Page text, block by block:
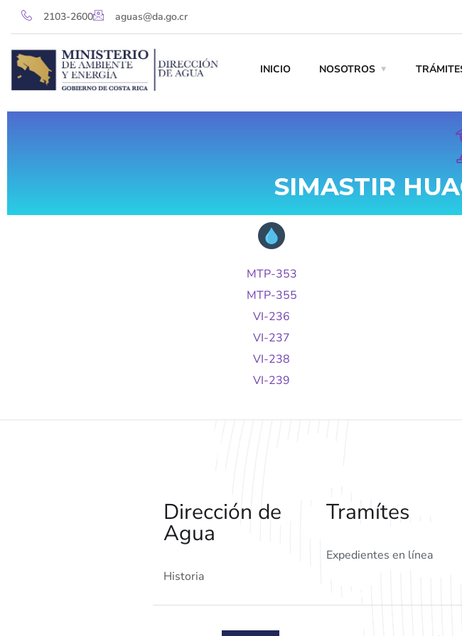
2103-2600 aguas@da.go.cr
INICIO NOSOTROS
SIMASTIR
MTP-353
MTP-355
VI-236
VI-237
VI-238
VI-239
Dirección de
Agua
Historia
Tramítes
Expedientes en línea